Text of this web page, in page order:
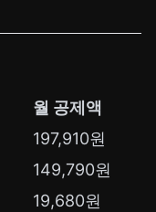
월 공제액
197,910원
149,790원
19,680원